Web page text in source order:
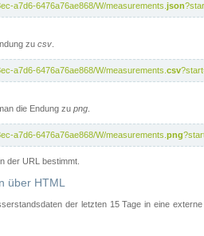
a7d6-6476a76ae868/W/measurements. json
zu csv
a7d6-6476a76ae868/W/measurements. csv
die Endung zu png
a7d6-6476a76ae868/W/measurements. png
der URL bestimmt.
über HTML
der letzten 15 Tage in eine